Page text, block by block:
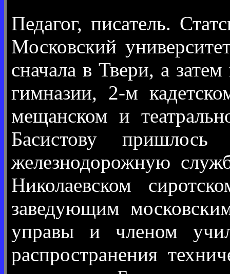
Педагог, писатель.
Московский
сначала в Твери, а
гимназии, 2-м
мещанском и
Басистову пришлось
железнодорожную
Николаевском
заведующим
управы и членом
распространения